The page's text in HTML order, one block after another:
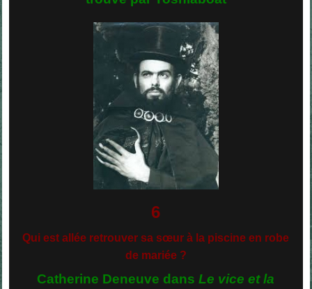
6
Qui est allée retrouver sa sœur à la piscine en robe
de mariée ?
Catherine Deneuve dansLe vice et la